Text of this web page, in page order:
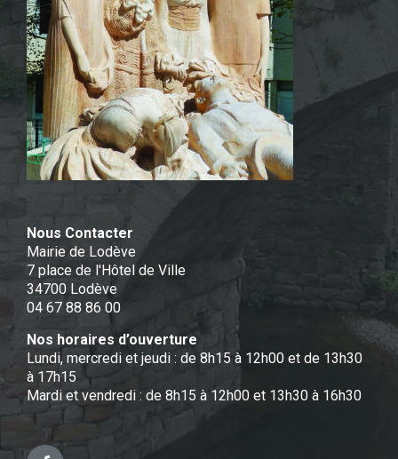
Nous Contacter
Mairie de Lodève
7 place de l'Hôtel de Ville
34700 Lodève
04 67 88 86 00
Nos horaires d’ouverture
Lundi, mercredi et jeudi : de 8h15 à 12h00 et de 13h30
à 17h15
Mardi et vendredi : de 8h15 à 12h00 et 13h30 à 16h30